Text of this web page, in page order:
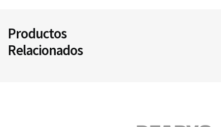
Productos
Relacionados